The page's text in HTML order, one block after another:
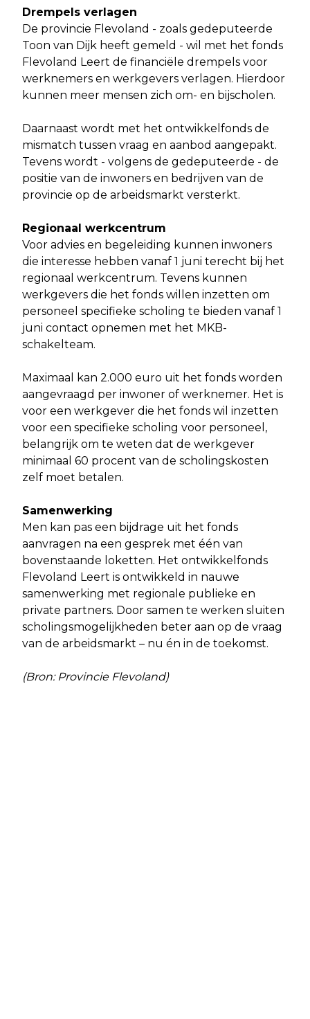
Drempels verlagen
De provincie Flevoland - zoals gedeputeerde
Toon van Dijk heeft gemeld - wil met het fonds
Flevoland Leert de financiële drempels voor
werknemers en werkgevers verlagen. Hierdoor
kunnen meer mensen zich om- en bijscholen.
Daarnaast wordt met het ontwikkelfonds de
mismatch tussen vraag en aanbod aangepakt.
Tevens wordt - volgens de gedeputeerde - de
positie van de inwoners en bedrijven van de
provincie op de arbeidsmarkt versterkt.
Regionaal werkcentrum
Voor advies en begeleiding kunnen inwoners
die interesse hebben vanaf 1 juni terecht bij het
regionaal werkcentrum. Tevens kunnen
werkgevers die het fonds willen inzetten om
personeel specifieke scholing te bieden vanaf 1
juni contact opnemen met het MKB-
schakelteam.
Maximaal kan 2.000 euro uit het fonds worden
aangevraagd per inwoner of werknemer. Het is
voor een werkgever die het fonds wil inzetten
voor een specifieke scholing voor personeel,
belangrijk om te weten dat de werkgever
minimaal 60 procent van de scholingskosten
zelf moet betalen.
Samenwerking
Men kan pas een bijdrage uit het fonds
aanvragen na een gesprek met één van
bovenstaande loketten. Het ontwikkelfonds
Flevoland Leert is ontwikkeld in nauwe
samenwerking met regionale publieke en
private partners. Door samen te werken sluiten
scholingsmogelijkheden beter aan op de vraag
van de arbeidsmarkt – nu én in de toekomst.
(Bron: Provincie Flevoland)